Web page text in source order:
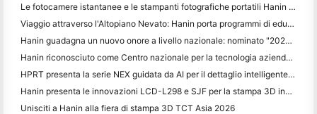
Le fotocamere istantanee e le stampanti fotografiche portatili Hanin attirano forte interesse all'IEAE Shenzhen 2026
Viaggio attraverso l'Altopiano Nevato: Hanin porta programmi di educazione fotografica ai bambini di Qamdo
Hanin guadagna un nuovo onore a livello nazionale: nominato "2026 Made in China · Trusted Brand by Consumers"
Hanin riconosciuto come Centro nazionale per la tecnologia aziendale per la leadership nell'innovazione
HPRT presenta la serie NEX guidata da AI per il dettaglio intelligente a CHINASHOP 2026
Hanin presenta le innovazioni LCD-L298 e SJF per la stampa 3D industriale a TCT Asia 2026
Unisciti a Hanin alla fiera di stampa 3D TCT Asia 2026